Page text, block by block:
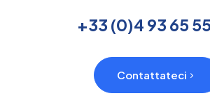
+33 (0)4 93 65
Contattateci